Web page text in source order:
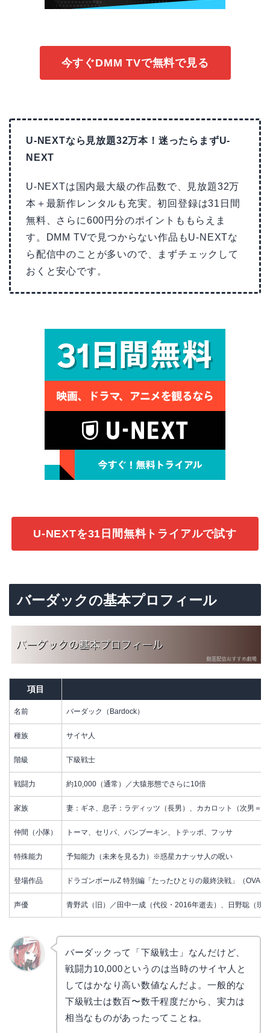
今すぐDMM TVで無料で見る
U-NEXTなら見放題32万本！迷ったらまずU-
NEXT
U-NEXTは国内最大級の作品数で、見放題32万
本＋最新作レンタルも充実。初回登録は31日間
無料、さらに600円分のポイントももらえま
す。DMM TVで見つからない作品もU-NEXTな
ら配信中のことが多いので、まずチェックして
おくと安心です。
U-NEXTを31日間無料トライアルで試す
バーダックの基本プロフィール
項目
名前 バーダック（Bardock）
種族 サイヤ人
階級 下級戦士
戦闘力 約10,000（通常）／大猿形態でさらに10倍
家族 妻：ギネ、息子：ラディッツ（長男）、カカロット（次男＝
仲間（小隊） トーマ、セリパ、パンブーキン、トテッポ、フッサ
特殊能力 予知能力（未来を見る力）※惑星カナッサ人の呪い
登場作品 ドラゴンボールZ 特別編「たったひとりの最終決戦」（OVA
声優 青野武（旧）／田中一成（代役・2016年逝去）、日野聡（現
バーダックって「下級戦士」なんだけど、
戦闘力10,000というのは当時のサイヤ人と
してはかなり高い数値なんだよ。一般的な
下級戦士は数百〜数千程度だから、実力は
相当なものがあったってことね。